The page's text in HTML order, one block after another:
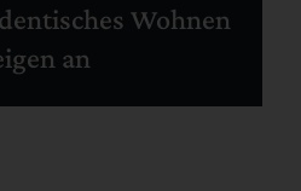
Wohnen
an